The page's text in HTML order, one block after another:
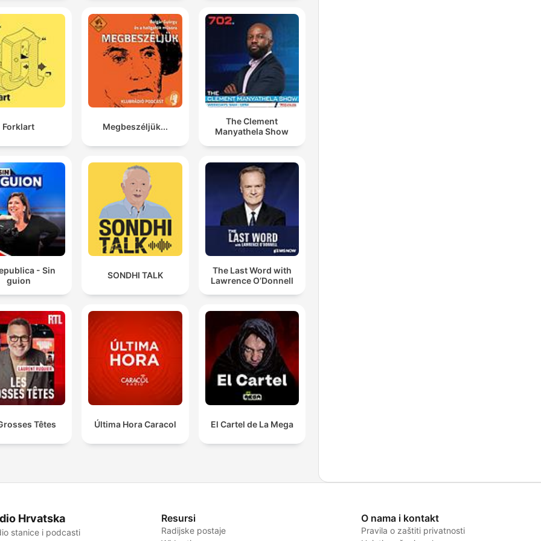
Forklart Megbeszéljük...
The Clement
Manyathela Show
- Sin
guion
SONDHI TALK
The Last Word with
Lawrence O’Donnell
Têtes Última Hora Caracol El Cartel de La Mega
Hrvatska
stanice i podcasti
Resursi
Radijske postaje
O nama i kontakt
Pravila o zaštiti privatnosti